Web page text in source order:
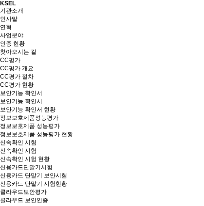
KSEL
기관소개
인사말
연혁
사업분야
인증 현황
찾아오시는 길
CC평가
CC평가 개요
CC평가 절차
CC평가 현황
보안기능 확인서
보안기능 확인서
보안기능 확인서 현황
정보보호제품성능평가
정보보호제품 성능평가
정보보호제품 성능평가 현황
신속확인 시험
신속확인 시험
신속확인 시험 현황
신용카드단말기시험
신용카드 단말기 보안시험
신용카드 단말기 시험현황
클라우드보안평가
클라우드 보안인증